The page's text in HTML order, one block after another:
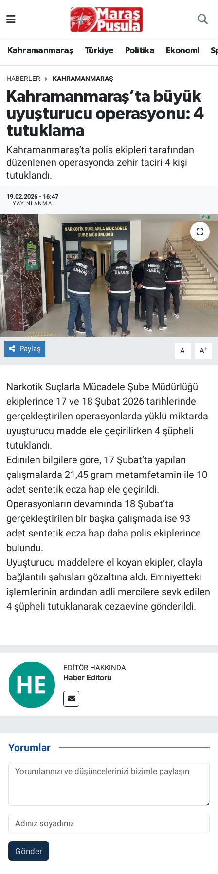
Kahramanmaraş Türkiye Politika Ekonomi
HABERLER KAHRAMANMARAŞ
Kahramanmaraş’ta büyük
uyuşturucu operasyonu: 4
tutuklama
Kahramanmaraş’ta polis ekipleri tarafından
düzenlenen operasyonda zehir taciri 4 kişi
tutuklandı.
19.02.2026 - 16:47
YAYINLANMA
Paylaş A- A+
Narkotik Suçlarla Mücadele Şube Müdürlüğü
ekiplerince 17 ve 18 Şubat 2026 tarihlerinde
gerçekleştirilen operasyonlarda yüklü miktarda
uyuşturucu madde ele geçirilirken 4 şüpheli
tutuklandı.
Edinilen bilgilere göre, 17 Şubat’ta yapılan
çalışmalarda 21,45 gram metamfetamin ile 10
adet sentetik ecza hap ele geçirildi.
Operasyonların devamında 18 Şubat’ta
gerçekleştirilen bir başka çalışmada ise 93
adet sentetik ecza hap daha polis ekiplerince
bulundu.
Uyuşturucu maddelere el koyan ekipler, olayla
bağlantılı şahısları gözaltına aldı. Emniyetteki
işlemlerinin ardından adli mercilere sevk edilen
4 şüpheli tutuklanarak cezaevine gönderildi.
EDITÖR HAKKINDA
Haber Editörü
Yorumlar
Gönder
Politika
Ekonomi
Spor
Sağlık
TEKNOLOJİ
Dünya
İlçeler
MAGAZİN
Bilim, Teknoloji
ÇEVRE
HABERDE İNSAN
EĞİTİM
BİLİM VE TEKNOLOJİ
Güvenlik
Bölge
İstanbul Trafik Yoğunluk Haritası
Süper Lig Puan Durumu ve Fikstür
Tüm Manşetler
Haber Arşivi